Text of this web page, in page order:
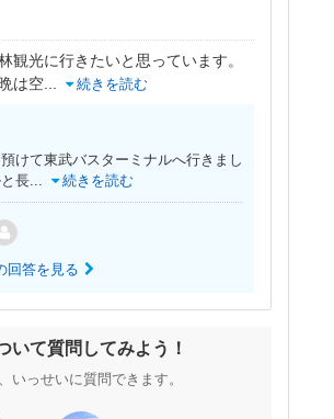
観光に行きたいと思っています。
は空... 続きを読む
けて東武バスターミナルへ行きまし
長... 続きを読む
回答を見る
いて質問してみよう！
いっせいに質問できます。